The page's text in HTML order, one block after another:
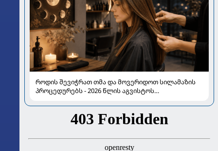
როდის შევიჭრათ თმა და მოვერიდოთ სილამაზის
პროცედურებს - 2026 წლის აგვისტოს